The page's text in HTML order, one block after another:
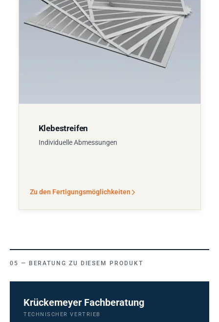
Klebestreifen
Individuelle Abmessungen
Zu den Fertigungsmöglichkeiten
BERATUNG ZU DIESEM PRODUKT
Krückemeyer Fachberatung
TECHNISCHER VERTRIEB